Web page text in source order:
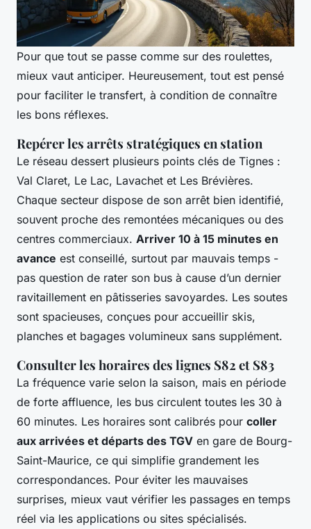
Pour que tout se passe comme sur des roulettes,
mieux vaut anticiper. Heureusement, tout est pensé
pour faciliter le transfert, à condition de connaître
les bons réflexes.
Repérer les arrêts stratégiques en station
Le réseau dessert plusieurs points clés de Tignes :
Val Claret, Le Lac, Lavachet et Les Brévières.
Chaque secteur dispose de son arrêt bien identifié,
souvent proche des remontées mécaniques ou des
centres commerciaux. Arriver 10 à 15 minutes en
avance est conseillé, surtout par mauvais temps -
pas question de rater son bus à cause d’un dernier
ravitaillement en pâtisseries savoyardes. Les soutes
sont spacieuses, conçues pour accueillir skis,
planches et bagages volumineux sans supplément.
Consulter les horaires des lignes S82 et S83
La fréquence varie selon la saison, mais en période
de forte affluence, les bus circulent toutes les 30 à
60 minutes. Les horaires sont calibrés pour coller
aux arrivées et départs des TGV en gare de Bourg-
Saint-Maurice, ce qui simplifie grandement les
correspondances. Pour éviter les mauvaises
surprises, mieux vaut vérifier les passages en temps
réel via les applications ou sites spécialisés.